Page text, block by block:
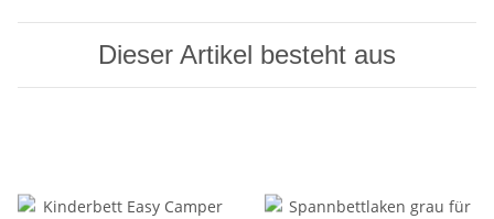
Dieser Artikel besteht aus